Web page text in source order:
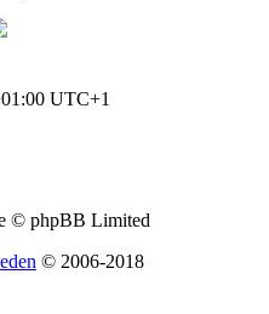
UTC+1
© phpBB Limited
© 2006-2018